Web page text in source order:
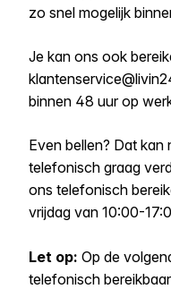
zo snel mogelijk
Je kan ons ook
binnen 48 uur op
Even bellen? Dat kan
telefonisch graag
ons telefonisch
vrijdag van 10:00-
Let op: Op de
telefonisch